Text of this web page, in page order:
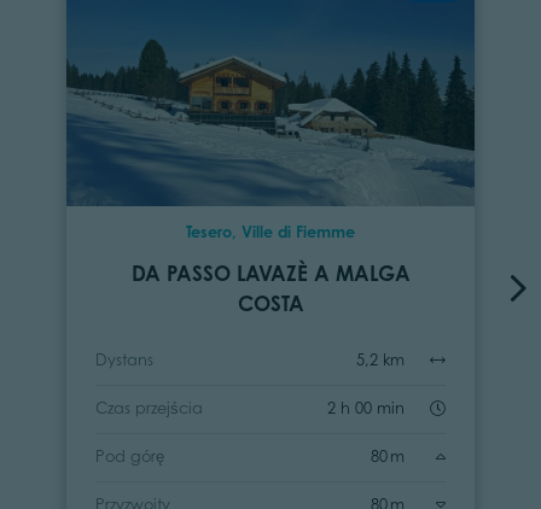
Tesero, Ville di Fiemme
DA PASSO LAVAZÈ A MALGA
COSTA
Dystans 5,2 km
Czas przejścia 2 h 00 min
Pod górę 80 m
Przyzwoity 80 m